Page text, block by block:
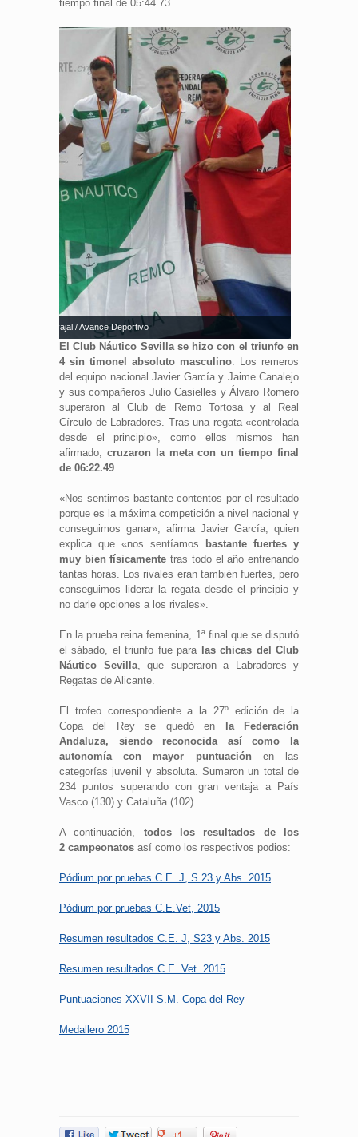
tiempo final de 05:44.73.
Mariló Carvajal / Avance Deportivo
El Club Náutico Sevilla se hizo con el triunfo en
4 sin timonel absoluto masculino . Los remeros
del equipo nacional Javier García y Jaime Canalejo
y sus compañeros Julio Casielles y Álvaro Romero
superaron al Club de Remo Tortosa y al Real
Círculo de Labradores. Tras una regata «controlada
desde el principio», como ellos mismos han
afirmado, cruzaron la meta con un tiempo final
de 06:22.49
«Nos sentimos bastante contentos por el resultado
porque es la máxima competición a nivel nacional y
conseguimos ganar», afirma Javier García, quien
explica que «nos sentíamos bastante fuertes y
muy bien físicamente tras todo el año entrenando
tantas horas. Los rivales eran también fuertes, pero
conseguimos liderar la regata desde el principio y
no darle opciones a los rivales».
En la prueba reina femenina, 1ª final que se disputó
el sábado, el triunfo fue para las chicas del Club
Náutico Sevilla, que superaron a Labradores y
Regatas de Alicante.
El trofeo correspondiente a la 27º edición de la
Copa del Rey se quedó en la Federación
Andaluza, siendo reconocida así como la
autonomía con mayor puntuación en las
categorías juvenil y absoluta. Sumaron un total de
234 puntos superando con gran ventaja a País
Vasco (130) y Cataluña (102).
A continuación, todos los resultados de los
2 campeonatos así como los respectivos podios:
Pódium por pruebas C.E. J, S 23 y Abs. 2015
Pódium por pruebas C.E.Vet, 2015
Resumen resultados C.E. J, S23 y Abs. 2015
Resumen resultados C.E. Vet. 2015
Puntuaciones XXVII S.M. Copa del Rey
Medallero 2015